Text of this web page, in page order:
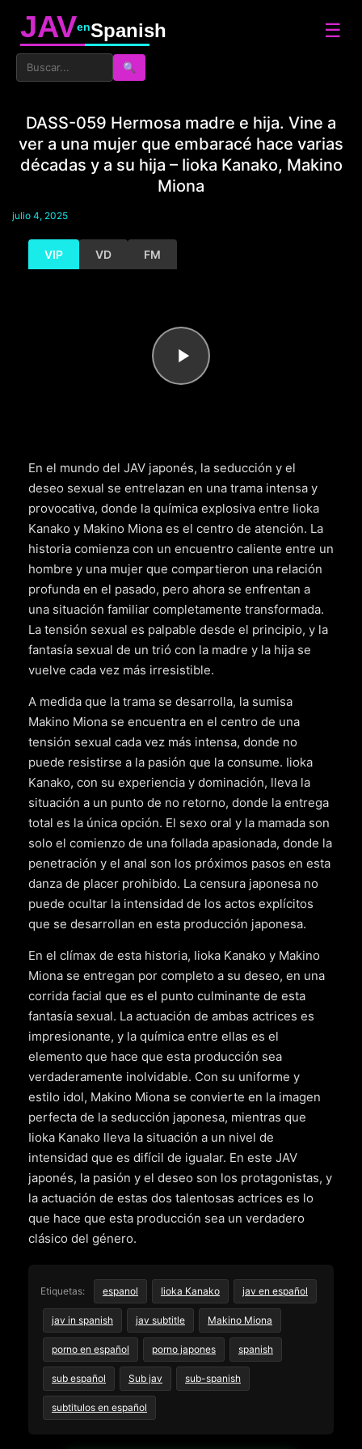
JAVenSpanish ☰
🔍
DASS-059 Hermosa madre e hija. Vine a
ver a una mujer que embaracé hace varias
décadas y a su hija – Iioka Kanako, Makino
Miona
julio 4, 2025
VIP VD FM
En el mundo del JAV japonés, la seducción y el
deseo sexual se entrelazan en una trama intensa y
provocativa, donde la química explosiva entre Iioka
Kanako y Makino Miona es el centro de atención. La
historia comienza con un encuentro caliente entre un
hombre y una mujer que compartieron una relación
profunda en el pasado, pero ahora se enfrentan a
una situación familiar completamente transformada.
La tensión sexual es palpable desde el principio, y la
fantasía sexual de un trió con la madre y la hija se
vuelve cada vez más irresistible.
A medida que la trama se desarrolla, la sumisa
Makino Miona se encuentra en el centro de una
tensión sexual cada vez más intensa, donde no
puede resistirse a la pasión que la consume. Iioka
Kanako, con su experiencia y dominación, lleva la
situación a un punto de no retorno, donde la entrega
total es la única opción. El sexo oral y la mamada son
solo el comienzo de una follada apasionada, donde la
penetración y el anal son los próximos pasos en esta
danza de placer prohibido. La censura japonesa no
puede ocultar la intensidad de los actos explícitos
que se desarrollan en esta producción japonesa.
En el clímax de esta historia, Iioka Kanako y Makino
Miona se entregan por completo a su deseo, en una
corrida facial que es el punto culminante de esta
fantasía sexual. La actuación de ambas actrices es
impresionante, y la química entre ellas es el
elemento que hace que esta producción sea
verdaderamente inolvidable. Con su uniforme y
estilo idol, Makino Miona se convierte en la imagen
perfecta de la seducción japonesa, mientras que
Iioka Kanako lleva la situación a un nivel de
intensidad que es difícil de igualar. En este JAV
japonés, la pasión y el deseo son los protagonistas, y
la actuación de estas dos talentosas actrices es lo
que hace que esta producción sea un verdadero
clásico del género.
Etiquetas: espanol Iioka Kanako jav en español
jav in spanish jav subtitle Makino Miona
porno en español porno japones spanish
sub español Sub jav sub-spanish
subtitulos en español